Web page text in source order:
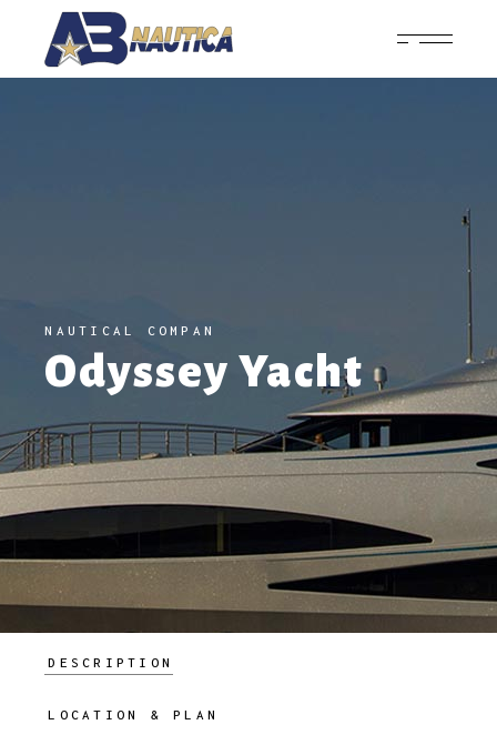
NAUTICAL COMPAN
Odyssey Yacht
DESCRIPTION
LOCATION & PLAN